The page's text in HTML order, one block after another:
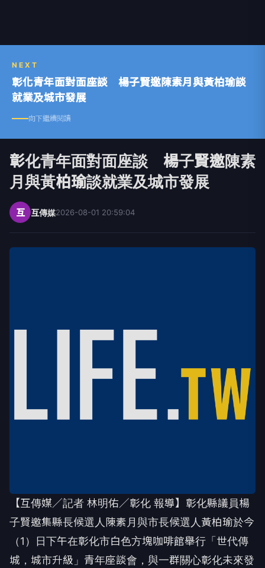
NEXT
彰化青年面對面座談 楊子賢邀陳素月與黃柏瑜談
就業及城市發展
向下繼續閱讀
彰化青年面對面座談 楊子賢邀陳素
月與黃柏瑜談就業及城市發展
互 互傳媒2026-08-01 20:59:04
【互傳媒／記者 林明佑／彰化 報導】彰化縣議員楊
子賢邀集縣長候選人陳素月與市長候選人黃柏瑜於今
（1）日下午在彰化市白色方塊咖啡館舉行「世代傳
城，城市升級」青年座談會，與一群關心彰化未來發